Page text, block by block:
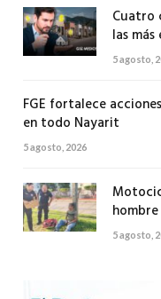
Cuatro
las
5 agosto,
FGE fortalece
en todo Nayarit
5 agosto, 2026
5 agosto,